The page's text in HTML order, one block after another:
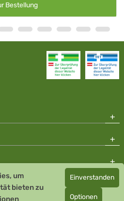
Bestellung
Salvator Apotheke - GDP zertifiziert
GMP zertifizierter Arzneihersteller
um
bieten zu
Einverstanden
Optionen